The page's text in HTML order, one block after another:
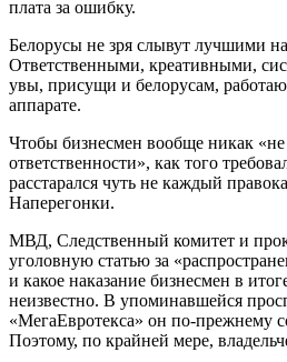
плата за ошибку.
Белорусы не зря слывут лучшими
Ответственными, креативными,
увы, присущи и белорусам,
аппарате.
Чтобы бизнесмен вообще никак
ответственности», как того
расстарался чуть не каждый
Наперегонки.
МВД, Следственный комитет и
уголовную статью за
и какое наказание бизнесмен в
неизвестно. В упоминавшейся
«МегаЕвротекса» он по-прежнему
Поэтому, по крайней мере,